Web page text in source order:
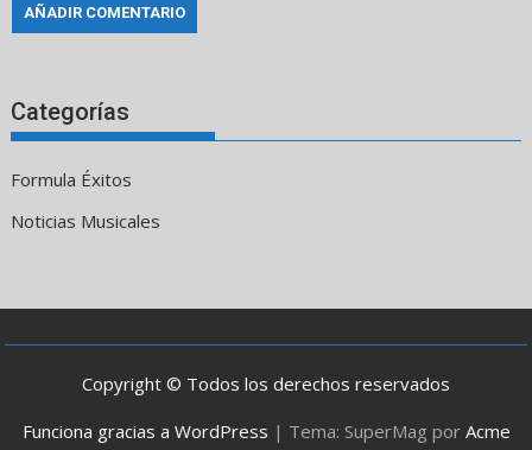
Categorías
Formula Éxitos
Noticias Musicales
Copyright © Todos los derechos reservados
Funciona gracias a WordPress | Tema: SuperMag por Acme